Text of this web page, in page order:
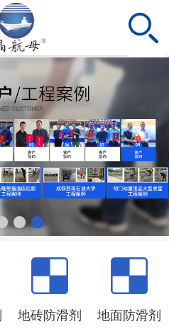
地砖防滑剂 地面防滑剂